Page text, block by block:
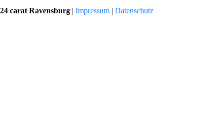
24 carat Ravensburg | Impressum | Datenschutz